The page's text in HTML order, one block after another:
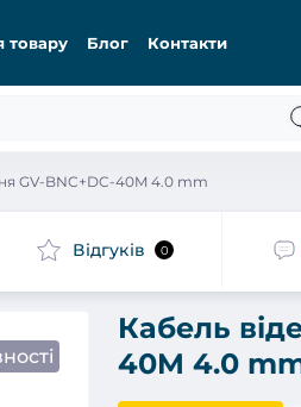
товару Блог Контакти
GV-BNC+DC-40M 4.0 mm
Відгуків 0
Кабель
40M 4.0